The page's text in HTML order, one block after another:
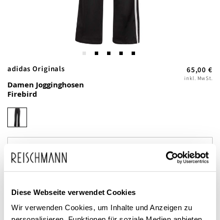
Diese Webseite verwendet Cookies
Wir verwenden Cookies, um Inhalte und Anzeigen zu
Zum
Anfang
der
Bildgalerie
springen
adidas Originals
Damen Jogginghosen
Firebird
65,00 €
inkl. MwSt.
Dieses Produkt ist exklusiv in unseren Filialen erhältlich. Prüfen Sie